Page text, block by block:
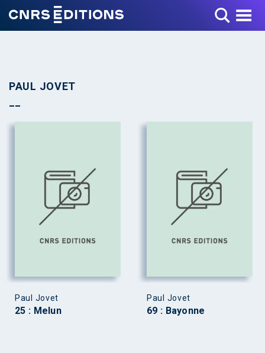
Toggle Menu
PAUL JOVET
Paul Jovet
25 : Melun
Paul Jovet
69 : Bayonne